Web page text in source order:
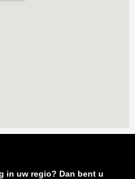
in uw regio? Dan bent u